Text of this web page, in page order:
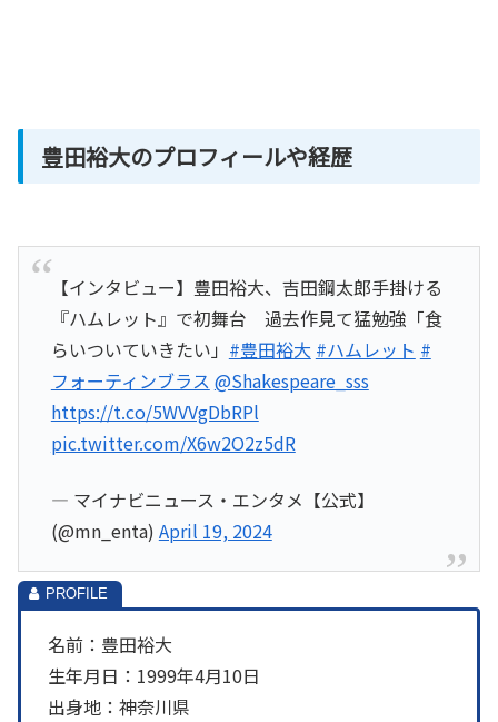
豊田裕大のプロフィールや経歴
【インタビュー】豊田裕大、吉田鋼太郎手掛ける
『ハムレット』で初舞台 過去作見て猛勉強「食
らいついていきたい」 #豊田裕大 #ハムレット #
フォーティンブラス @Shakespeare_sss
https://t.co/5WVVgDbRPl
pic.twitter.com/X6w2O2z5dR
— マイナビニュース・エンタメ【公式】
(@mn_enta) April 19, 2024
名前：豊田裕大
生年月日：1999年4月10日
出身地：神奈川県